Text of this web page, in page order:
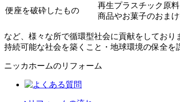
便座を破砕したもの
再生プラスチック原
商品やお菓子のおま
など、様々な所で循環型社会に貢献をしており
持続可能な社会を築くこと・地球環境の保全を
ニッカホームのリフォーム